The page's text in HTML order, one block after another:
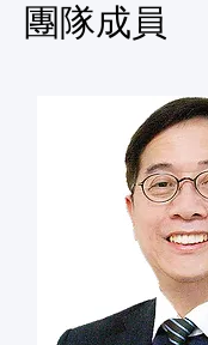
團隊成員